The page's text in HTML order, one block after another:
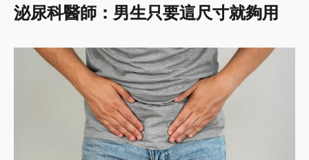
泌尿科醫師：男生只要這尺寸就夠用